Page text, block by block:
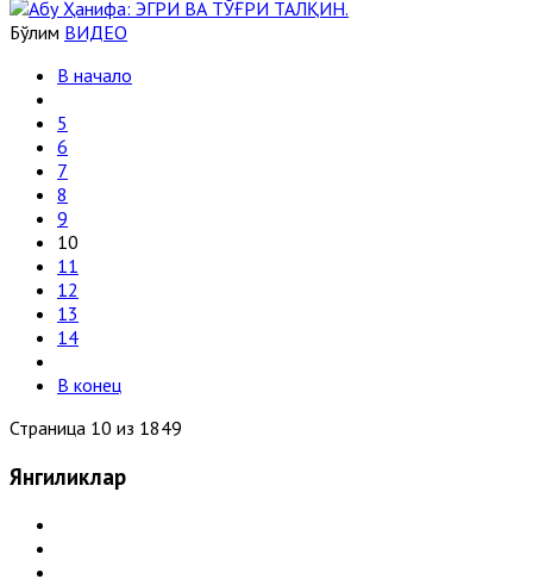
Бўлим ВИДЕО
В начало
5
6
7
8
9
10
11
12
13
14
В конец
Страница 10 из 1849
Янгиликлар